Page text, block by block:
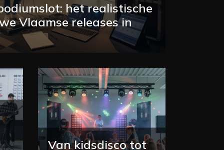
het realistische
Vlaamse releases in
Van kidsdisco tot